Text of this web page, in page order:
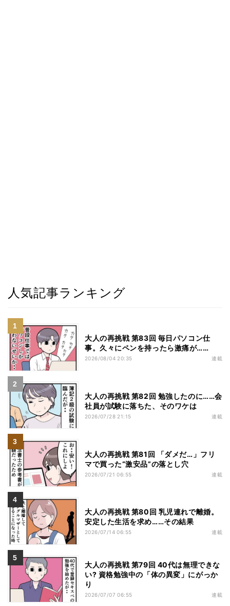
人気記事ランキング
大人の再挑戦 第83回 毎日パソコン仕
事。久々にペンを持ったら激痛が……
2026/08/04 20:35 連載
大人の再挑戦 第82回 勉強したのに……会
社員が試験に落ちた、そのワケは
2026/07/28 21:15 連載
大人の再挑戦 第81回 「ダメだ…」フリ
マで買った“激安品”の落とし穴
2026/07/21 06:55 連載
大人の再挑戦 第80回 乳児連れで離婚。
安定した生活を求め……その結果
2026/07/14 06:55 連載
大人の再挑戦 第79回 40代は無理できな
い? 資格勉強中の「体の異変」にがっか
り
2026/07/07 06:55 連載